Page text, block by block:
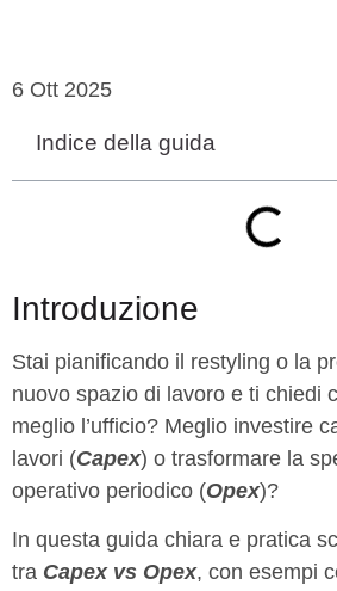
6 Ott 2025
Indice della guida
Introduzione
Stai pianificando il restyling o la
nuovo spazio di lavoro e ti chiedi
meglio l’ufficio? Meglio investire
lavori (Capex) o trasformare la
operativo periodico (Opex)?
In questa guida chiara e pratica
tra Capex vs Opex, con esempi